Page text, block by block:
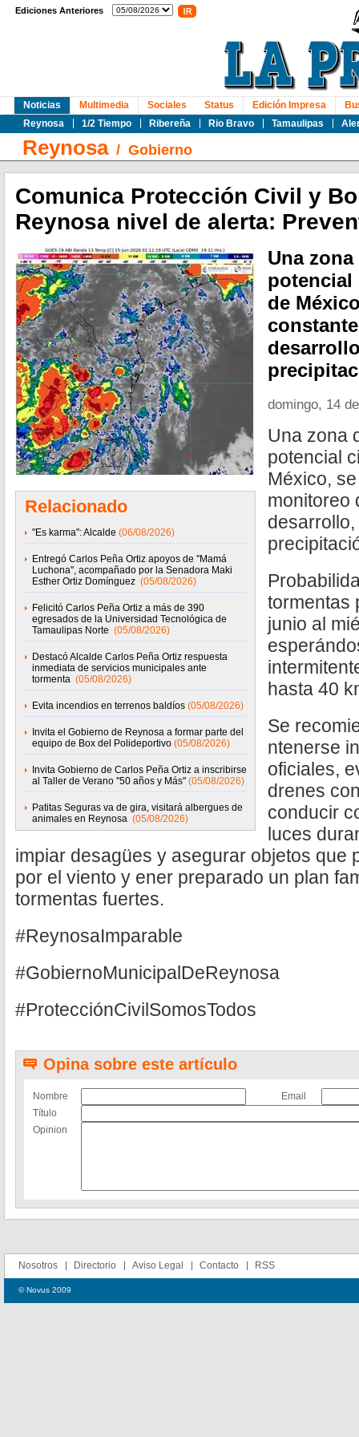
Ediciones Anteriores
Noticias
Reynosa
1/2 Tiempo Ribereña Rio Bravo Tamaulipas
Multimedia Sociales Status Edición Impresa
Reynosa/ Gobierno
Comunica Protección Civil y
Reynosa nivel de alerta:
Relacionado
"Es karma": Alcalde (06/08/2026)
Entregó Carlos Peña Ortiz apoyos de ''Mamá
Luchona'', acompañado por la Senadora Maki
Esther Ortiz Domínguez (05/08/2026)
Felicitó Carlos Peña Ortiz a más de 390
egresados de la Universidad Tecnológica de
Tamaulipas Norte (05/08/2026)
Destacó Alcalde Carlos Peña Ortiz respuesta
inmediata de servicios municipales ante
tormenta (05/08/2026)
Evita incendios en terrenos baldíos (05/08/2026)
Invita el Gobierno de Reynosa a formar parte del
equipo de Box del Polideportivo (05/08/2026)
Invita Gobierno de Carlos Peña Ortiz a inscribirse
al Taller de Verano ''50 años y Más'' (05/08/2026)
Patitas Seguras va de gira, visitará albergues de
animales en Reynosa (05/08/2026)
Una
potencial
de
domingo, 14
Una zona
potencial
México,
monitoreo
tormentas
junio al
hasta 40
Se
ntenerse
oficiales,
drenes
conducir
luces
impiar desagües y asegurar objetos que
por el viento y ener preparado un plan
tormentas fuertes.
#ReynosaImparable
#GobiernoMunicipalDeReynosa
#ProtecciónCivilSomosTodos
Opina sobre este artículo
Nombre
Email
Título
Opinion
Nosotros Directorio Aviso Legal Contacto RSS
© Novus 2009